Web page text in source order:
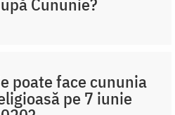
poate face cununia
pe 7 iunie